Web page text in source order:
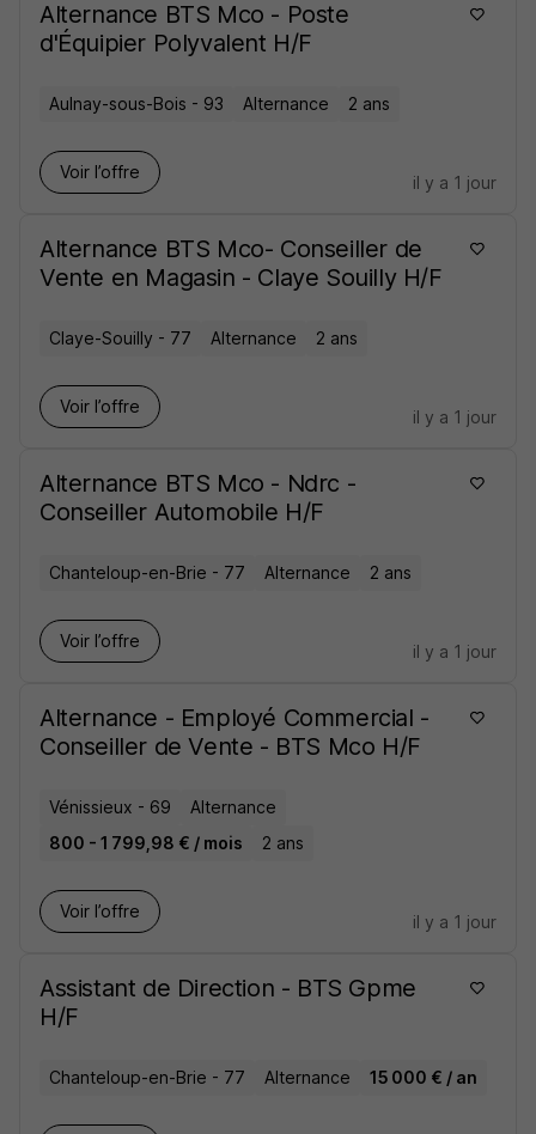
Alternance BTS Mco - Poste
d'Équipier Polyvalent H/F
Aulnay-sous-Bois - 93 Alternance 2 ans
Voir l’offre
il y a 1 jour
Alternance BTS Mco- Conseiller de
Vente en Magasin - Claye Souilly H/F
Claye-Souilly - 77 Alternance 2 ans
Voir l’offre
il y a 1 jour
Alternance BTS Mco - Ndrc -
Conseiller Automobile H/F
Chanteloup-en-Brie - 77 Alternance 2 ans
Voir l’offre
il y a 1 jour
Alternance - Employé Commercial -
Conseiller de Vente - BTS Mco H/F
Vénissieux - 69
Alternance
800 - 1 799,98 € / mois
2 ans
Voir l’offre
il y a 1 jour
Assistant de Direction - BTS Gpme
H/F
Chanteloup-en-Brie - 77 Alternance 15 000 € / an